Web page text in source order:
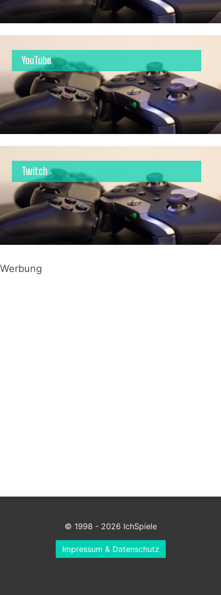
YouTube
Twitch
Werbung
© 1998 - 2026 IchSpiele
Impressum & Datenschutz